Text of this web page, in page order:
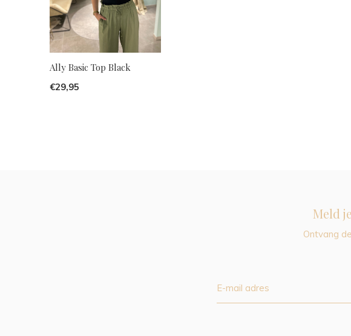
Ally Basic Top Black
€29,95
Meld
Ontvang